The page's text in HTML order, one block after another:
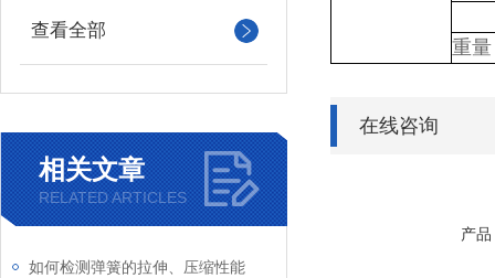
查看全部
相关文章
RELATED ARTICLES
如何检测弹簧的拉伸、压缩性能
重
在线咨询
产品